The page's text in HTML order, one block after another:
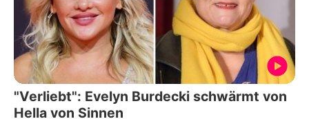
"Verliebt": Evelyn Burdecki schwärmt von
Hella von Sinnen